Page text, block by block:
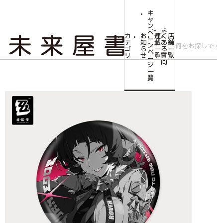
カ
テ
ゴ
リ
お
知
ら
せ
キ
ャ
ン
ペ
ー
ン
ペ
ー
ジ
一
覧
連
載
一
覧
よ
く
あ
る
質
問
店
舗
一
覧
ゼンレスゾーンゼロ 影画